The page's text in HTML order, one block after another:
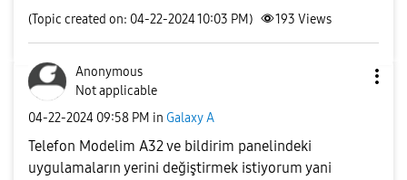
(Topic created on: 04-22-2024 10:03 PM) 193 Views
Anonymous
Not applicable
‎04-22-2024 09:58 PM in Galaxy A
Telefon Modelim A32 ve bildirim panelindeki
uygulamaların yerini değiştirmek istiyorum yani